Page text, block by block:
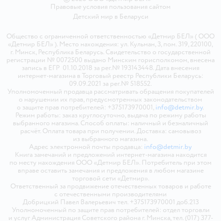
Правовые условия пользования сайтом
Детский мир в Беларуси
Общество с ограниченной ответственностью «Детмир БЕЛ» ( ООО
«Детмир БЕЛ» ). Место нахождения: ул. Кульман, 3, пом. 319, 220100,
г. Минск, Республика Беларусь. Свидетельство о государственной
регистрации № 0072500 выдано Минским горисполкомом, внесена
запись в ЕГР 01.10.2018 за рег.№ 193143448. Дата внесения
интернет-магазина в Торговый реестр Республики Беларусь:
09.09.2021 за рег.№ 518552.
Уполномоченный продавца рассматривать обращения покупателей
о нарушении их прав, предусмотренных законодательством
о защите прав потребителей: +375173970001, info@detmir.by.
Режим работы: заказ круглосуточно, выдача по режиму работы
выбранного магазина. Способ оплаты: наличный и безналичный
расчёт. Оплата товара при получении. Доставка: самовывоз
из выбранного магазина.
Адрес электронной почты продавца: info@detmir.by
Книга замечаний и предложений интернет-магазина находится
по месту нахождения ООО «Детмир БЕЛ». Потребитель при этом
вправе оставить замечания и предложения в любом магазине
торговой сети «Детмир».
Ответственный за продвижение отечественных товаров и работе
с отечественными производителями
Добрицкий Павел Валерьевич тел. +375173970001 доб.213
Уполномоченный по защите прав потребителей: отдел торговли
и услуг Администрация Советского района г. Минска, тел. (017) 377-